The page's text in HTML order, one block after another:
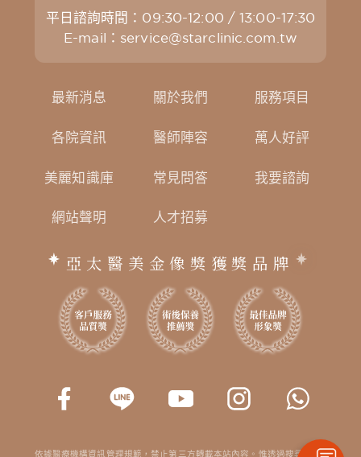
平日諮詢時間：09:30-12:00 / 13:00-17:30
E-mail： service@starclinic.com.tw
最新消息 關於我們 服務項目
各院資訊 醫師陣容 萬人好評
美麗知識庫 常見問答 我要諮詢
網站聲明 人才招募
亞太醫美金像獎獲獎品牌
依據醫療機構資訊管理規範，禁止第三方轉載本站內容。惟透過搜尋